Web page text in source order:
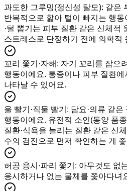
과도한 그루밍(정신성 탈모): 같은
반복적으로 핥아 털이 빠지는 행
·털 뽑기는 피부 질환 같은 신체적
스트레스로 단정하기 전에 의학적
꼬리 쫓기·자해 : 자기 꼬리를 잡으
행동이에요. 통증이나 피부 질환에
나타날 수 있어요.
울 빨기·직물 빨기 : 담요·의류 같
행동이에요. 유전적 소인(동양 품
질환·식욕을 늘리는 질환 같은 신
수의 검진으로 먼저 확인하는 게
허공 응시·파리 쫓기 : 아무것도 없
응시하거나 없는 물체를 쫓아다녀